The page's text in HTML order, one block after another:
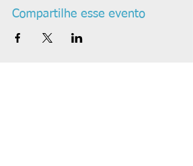
Compartilhe esse evento